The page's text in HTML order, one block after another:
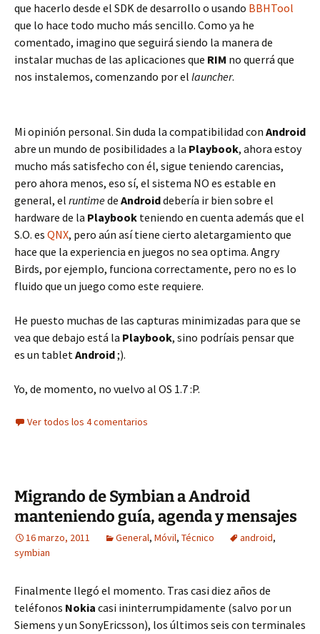
que hacerlo desde el SDK de desarrollo o usando BBHTool
que lo hace todo mucho más sencillo. Como ya he
comentado, imagino que seguirá siendo la manera de
instalar muchas de las aplicaciones que RIM no querrá que
nos instalemos, comenzando por el launcher.
Mi opinión personal. Sin duda la compatibilidad con Android
abre un mundo de posibilidades a la Playbook, ahora estoy
mucho más satisfecho con él, sigue teniendo carencias,
pero ahora menos, eso sí, el sistema NO es estable en
general, el runtimede Androiddebería ir bien sobre el
hardware de la Playbook teniendo en cuenta además que el
S.O. es QNX, pero aún así tiene cierto aletargamiento que
hace que la experiencia en juegos no sea optima. Angry
Birds, por ejemplo, funciona correctamente, pero no es lo
fluido que un juego como este requiere.
He puesto muchas de las capturas minimizadas para que se
vea que debajo está la Playbook, sino podríais pensar que
es un tabletAndroid;).
Yo, de momento, no vuelvo al OS 1.7 :P.
Ver todos los 4 comentarios
Migrando de Symbian a Android
manteniendo guía, agenda y mensajes
16 marzo, 2011 General, Móvil, Técnico android,
symbian
Finalmente llegó el momento. Tras casi diez años de
teléfonos Nokia casi ininterrumpidamente (salvo por un
Siemens y un SonyEricsson), los últimos seis con terminales